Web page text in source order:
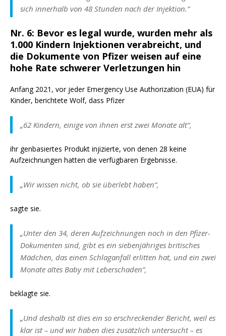
sich innerhalb von 48 Stunden nach der Injektion.“
Nr. 6: Bevor es legal wurde, wurden mehr als
1.000 Kindern Injektionen verabreicht, und
die Dokumente von Pfizer weisen auf eine
hohe Rate schwerer Verletzungen hin
Anfang 2021, vor jeder Emergency Use Authorization (EUA) für
Kinder, berichtete Wolf, dass Pfizer
„62 Kindern, einige von ihnen erst zwei Monate alt“,
ihr genbasiertes Produkt injizierte, von denen 28 keine
Aufzeichnungen hatten die verfügbaren Ergebnisse.
„Wir wissen nicht, ob sie überlebt haben“,
sagte sie.
„Unter den 34, deren Aufzeichnungen noch in den Pfizer-
Dokumenten sind, gibt es ein siebenjähriges britisches
Mädchen, das einen Schlaganfall erlitten hat, und ein zwei
Monate altes Baby mit Leberschaden“,
beklagte sie.
„Und deshalb ist dies ein so erschreckender Bericht, weil es
klar ist – und wir haben dies zusätzlich untersucht – es